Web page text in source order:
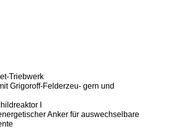
Triebwerk
Grigoroff-Felderzeu- gern und
I
Anker für auswechselbare